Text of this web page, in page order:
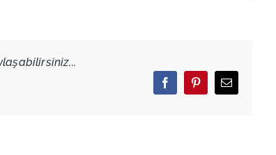
FacebookPinterestEmail